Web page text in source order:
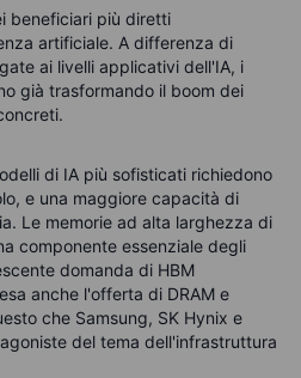
beneficiari più diretti
artificiale. A differenza di
ai livelli applicativi dell'IA, i
già trasformando il boom dei
di IA più sofisticati richiedono
e una maggiore capacità di
Le memorie ad alta larghezza di
componente essenziale degli
domanda di HBM
anche l'offerta di DRAM e
che Samsung, SK Hynix e
del tema dell'infrastruttura